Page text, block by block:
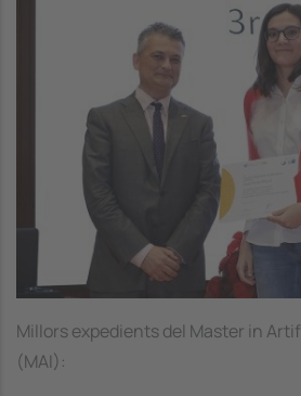
Millors expedients del Master in
(MAI):